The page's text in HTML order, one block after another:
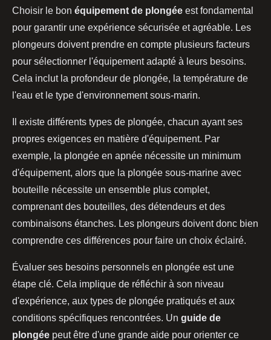
Choisir le bon équipement de plongée est fondamental
pour garantir une expérience sécurisée et agréable. Les
plongeurs doivent prendre en compte plusieurs facteurs
pour sélectionner l'équipement adapté à leurs besoins.
Cela inclut la profondeur de plongée, la température de
l'eau et le type d'environnement sous-marin.
Il existe différents types de plongée, chacun ayant ses
propres exigences en matière d'équipement. Par
exemple, la plongée en apnée nécessite un minimum
d'équipement, alors que la plongée sous-marine avec
bouteille nécessite un ensemble plus complet,
comprenant des bouteilles, des détendeurs et des
combinaisons étanches. Les plongeurs doivent donc bien
comprendre ces différences pour faire un choix éclairé.
Évaluer ses besoins personnels en plongée est une
étape clé. Cela implique de réfléchir à son niveau
d'expérience, aux types de plongée pratiqués et aux
conditions spécifiques rencontrées. Un guide de
plongée peut être d'une grande aide pour orienter ce